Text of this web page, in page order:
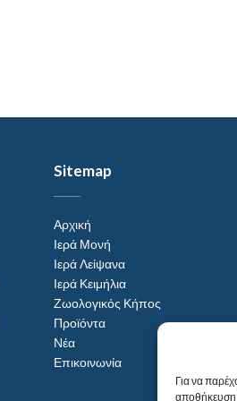
Για να
αποθήκευση
Sitemap
Αρχική
Ιερά Μονή
Ιερά Λείψανα
Ιερά Κειμήλια
Ζωολογικός Κήπος
Προϊόντα
Νέα
Επικοινωνία